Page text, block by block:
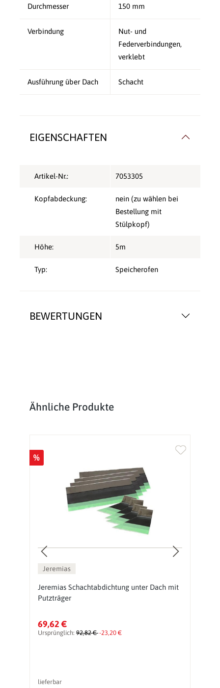
Durchmesser 150 mm
Verbindung
Nut- und
Federverbindungen,
verklebt
Ausführung über Dach Schacht
BEWERTUNGEN
EIGENSCHAFTEN
Artikel-Nr.: 7053305
Kopfabdeckung:
nein (zu wählen bei
Bestellung mit
Stülpkopf)
Höhe: 5m
Typ: Speicherofen
Produktgalerie überspringen
Ähnliche Produkte
%
Jeremias
Jeremias Schachtabdichtung unter Dach mit
Putzträger
69,62 €
Ursprünglich: 92,82 €-23,20 €
lieferbar